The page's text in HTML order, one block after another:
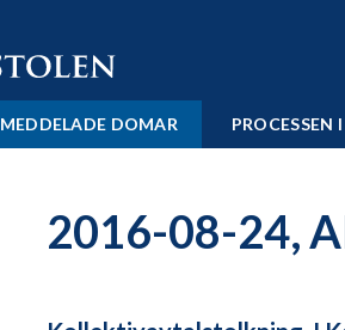
MEDDELADE DOMAR PROCESSEN
2016-08-24,